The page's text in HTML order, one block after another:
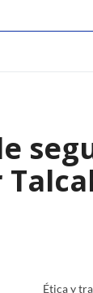
Ética y